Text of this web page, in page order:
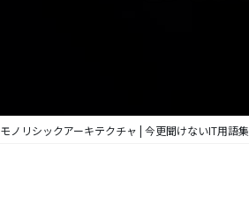
モノリシックアーキテクチャ | 今更聞けないIT用語集